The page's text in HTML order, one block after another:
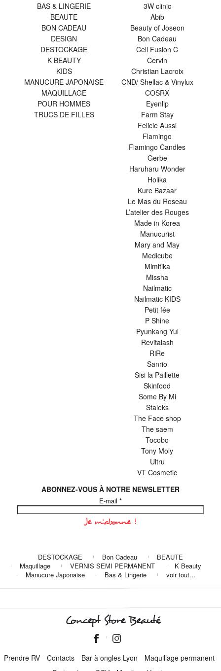
BAS & LINGERIE
BEAUTE
BON CADEAU
DESIGN
DESTOCKAGE
K BEAUTY
KIDS
MANUCURE JAPONAISE
MAQUILLAGE
POUR HOMMES
TRUCS DE FILLES
3W clinic
Abib
Beauty of Joseon
Bon Cadeau
Cell Fusion C
Cervin
Christian Lacroix
CND/ Shellac & Vinylux
COSRX
Eyenlip
Farm Stay
Felicie Aussi
Flamingo
Flamingo Candles
Gerbe
Haruharu Wonder
Holika
Kure Bazaar
Le Mas du Roseau
L’atelier des Rouges
Made in Korea
Manucurist
Mary and May
Medicube
Mimitika
Missha
Nailmatic
Nailmatic KIDS
Petit fée
P Shine
Pyunkang Yul
Revitalash
RiRe
Sanrio
Sisi la Paillette
Skinfood
Some By Mi
Staleks
The Face shop
The saem
Tocobo
Tony Moly
Ultru
VT Cosmetic
ABONNEZ-VOUS À NOTRE NEWSLETTER
E-mail *
DESTOCKAGE Bon Cadeau
BEAUTE
Maquillage
VERNIS SEMI PERMANENT
K Beauty
Manucure Japonaise
Bas & Lingerie voir tout…
Concept Store Beauté
Prendre RV Contacts Bar à ongles Lyon
Maquillage permanent